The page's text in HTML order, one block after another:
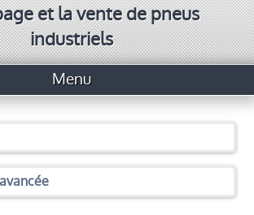
et la vente de pneus
industriels
Menu
Pneus